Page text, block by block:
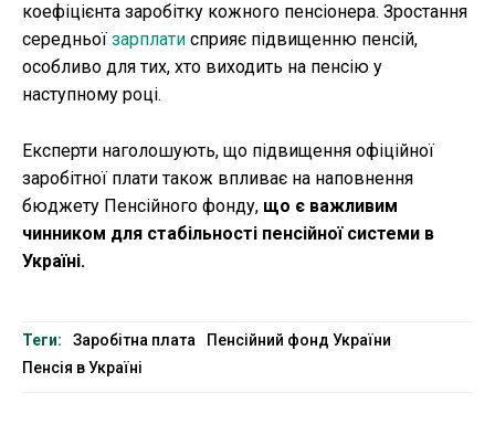
коефіцієнта заробітку кожного пенсіонера. Зростання
середньої зарплати сприяє підвищенню пенсій,
особливо для тих, хто виходить на пенсію у
наступному році.
Експерти наголошують, що підвищення офіційної
заробітної плати також впливає на наповнення
бюджету Пенсійного фонду, що є важливим
чинником для стабільності пенсійної системи в
Україні.
Теги: Заробітна плата
Пенсійний фонд України
Пенсія в Україні